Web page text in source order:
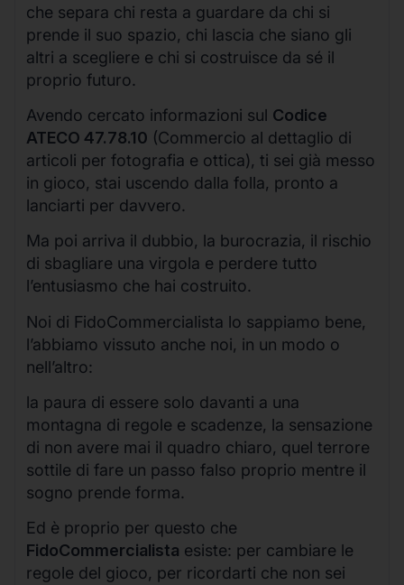
che separa chi resta a guardare da chi si
prende il suo spazio, chi lascia che siano gli
altri a scegliere e chi si costruisce da sé il
proprio futuro.
Avendo cercato informazioni sul Codice
ATECO 47.78.10 (Commercio al dettaglio di
articoli per fotografia e ottica), ti sei già messo
in gioco, stai uscendo dalla folla, pronto a
lanciarti per davvero.
Ma poi arriva il dubbio, la burocrazia, il rischio
di sbagliare una virgola e perdere tutto
l’entusiasmo che hai costruito.
Noi di FidoCommercialista lo sappiamo bene,
l’abbiamo vissuto anche noi, in un modo o
nell’altro:
la paura di essere solo davanti a una
montagna di regole e scadenze, la sensazione
di non avere mai il quadro chiaro, quel terrore
sottile di fare un passo falso proprio mentre il
sogno prende forma.
Ed è proprio per questo che
FidoCommercialista esiste: per cambiare le
regole del gioco, per ricordarti che non sei